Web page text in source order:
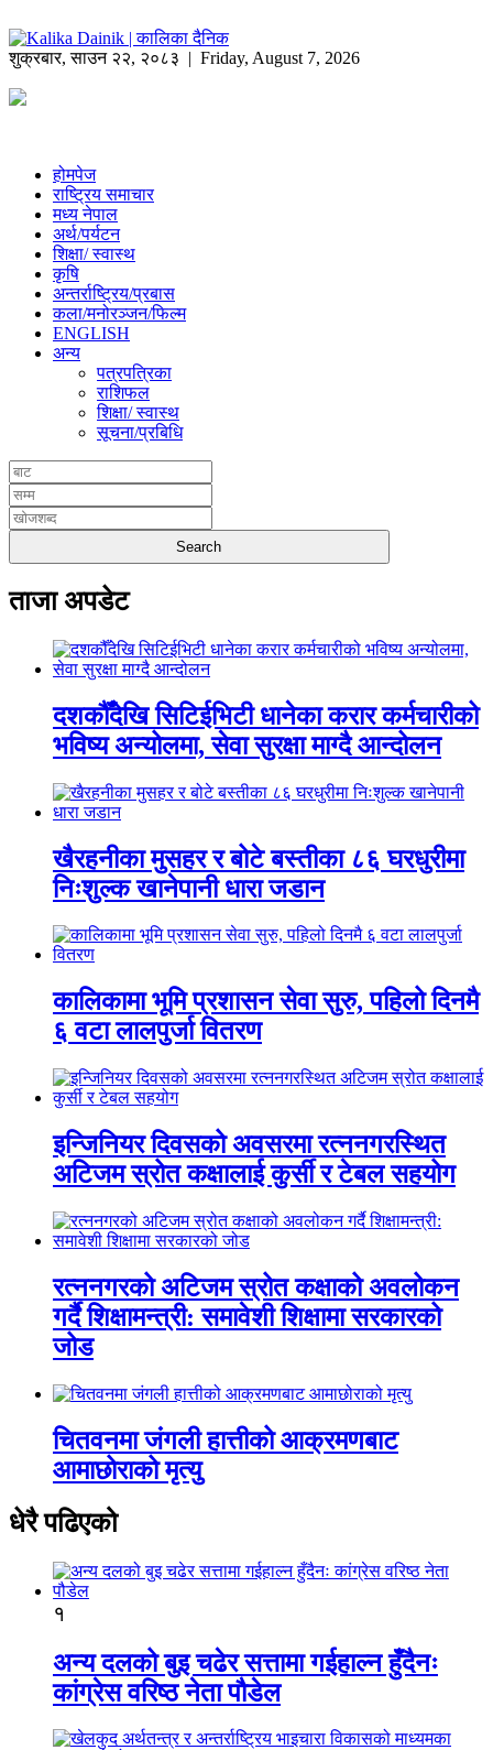
शुक्रबार,साउन २२, २०८३ | Friday, August 7, 2026
होमपेज
राष्ट्रिय समाचार
मध्य नेपाल
अर्थ/पर्यटन
शिक्षा/ स्वास्थ
कृषि
अन्तर्राष्ट्रिय/प्रबास
कला/मनोरञ्जन/फिल्म
ENGLISH
अन्य
पत्रपत्रिका
राशिफल
शिक्षा/ स्वास्थ
सूचना/प्रबिधि
ताजा अपडेट
दशकौँदेखि सिटिईभिटी धानेका करार कर्मचारीको
भविष्य अन्योलमा, सेवा सुरक्षा माग्दै आन्दोलन
खैरहनीका मुसहर र बोटे बस्तीका ८६ घरधुरीमा
निःशुल्क खानेपानी धारा जडान
कालिकामा भूमि प्रशासन सेवा सुरु, पहिलो दिनमै
६ वटा लालपुर्जा वितरण
इन्जिनियर दिवसको अवसरमा रत्ननगरस्थित
अटिजम स्रोत कक्षालाई कुर्सी र टेबल सहयोग
रत्ननगरको अटिजम स्रोत कक्षाको अवलोकन
गर्दै शिक्षामन्त्री: समावेशी शिक्षामा सरकारको
जोड
चितवनमा जंगली हात्तीको आक्रमणबाट
आमाछोराको मृत्यु
धेरै पढिएको
१
अन्य दलको बुइ चढेर सत्तामा गईहाल्न हुँदैनः
कांग्रेस वरिष्ठ नेता पौडेल